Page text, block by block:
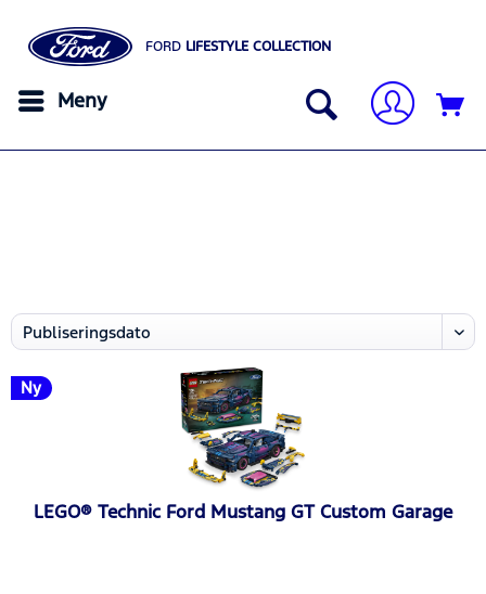
FORD LIFESTYLE COLLECTION
Meny
Ny
LEGO® Technic Ford Mustang GT Custom Garage